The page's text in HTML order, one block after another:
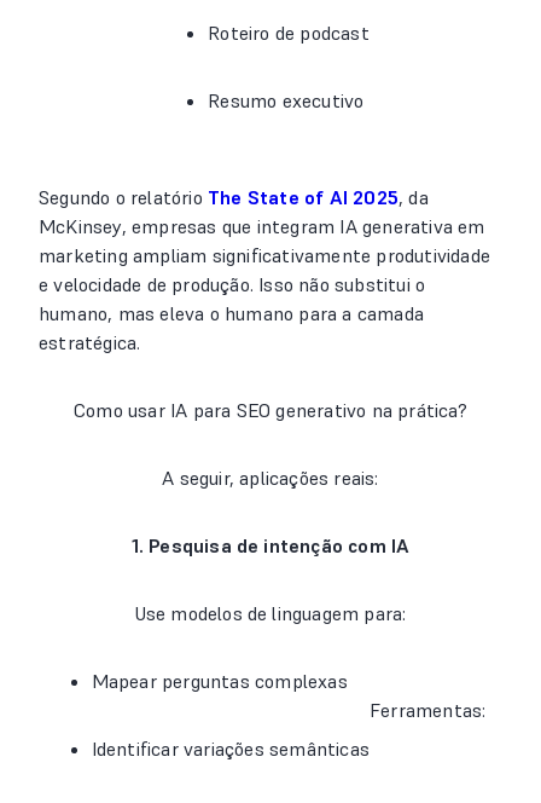
Roteiro de podcast
Resumo executivo
Segundo o relatório The State of AI 2025, da
McKinsey, empresas que integram IA generativa em
marketing ampliam significativamente produtividade
e velocidade de produção. Isso não substitui o
humano, mas eleva o humano para a camada
estratégica.
Como usar IA para SEO generativo na prática?
A seguir, aplicações reais:
1. Pesquisa de intenção com IA
Use modelos de linguagem para:
Mapear perguntas complexas
Identificar variações semânticas
Ferramentas: